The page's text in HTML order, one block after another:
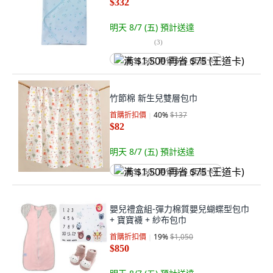
$332
明天 8/7 (五) 預計送達
(3)
满 $1,500 再省 $75 (王道卡)
竹節棉 新生兒雙層包巾
首購折扣價 40%$137
$82
明天 8/7 (五) 預計送達
满 $1,500 再省 $75 (王道卡)
嬰兒禮盒組-彈力棉質嬰兒蝴蝶型包巾
+ 寶寶襪 + 紗布包巾
首購折扣價 19%$1,050
$850